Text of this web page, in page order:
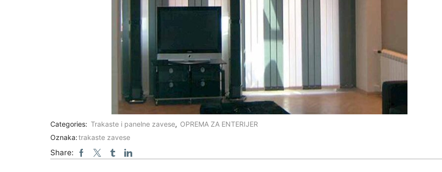
Categories: Trakaste i panelne zavese, OPREMA ZA ENTERIJER
Oznaka:trakaste zavese
Share: